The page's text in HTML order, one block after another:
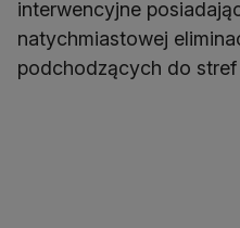
interwencyjne
natychmiastowej
podchodzących do stref